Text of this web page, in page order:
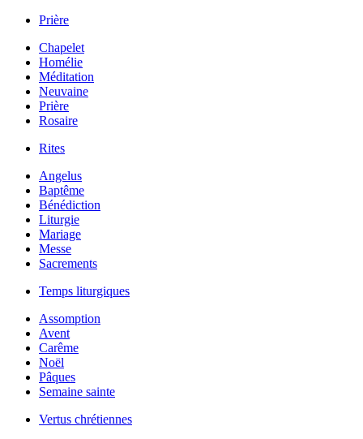
Prière
Chapelet
Homélie
Méditation
Neuvaine
Prière
Rosaire
Rites
Angelus
Baptême
Bénédiction
Liturgie
Mariage
Messe
Sacrements
Temps liturgiques
Assomption
Avent
Carême
Noël
Pâques
Semaine sainte
Vertus chrétiennes